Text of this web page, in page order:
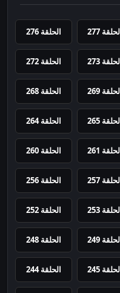
277 الحلقة 276
273 الحلقة 272
269 الحلقة 268
265 الحلقة 264
261 الحلقة 260
257 الحلقة 256
253 الحلقة 252
249 الحلقة 248
245 الحلقة 244